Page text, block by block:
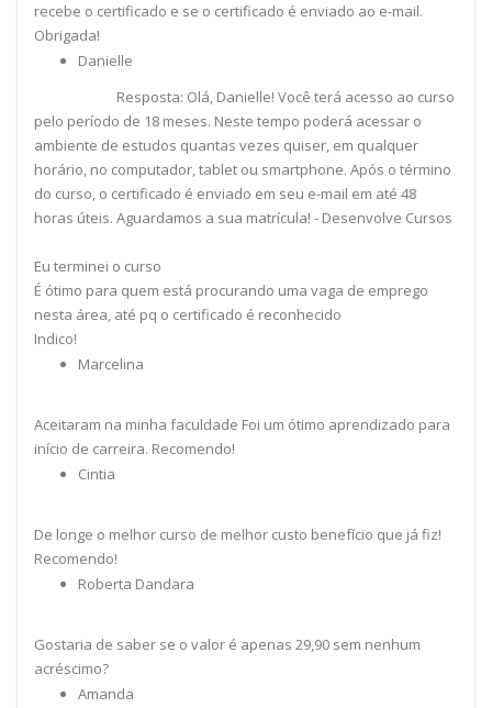
recebe o certificado e se o certificado é enviado ao e-mail.
Obrigada!
Danielle
Resposta: Olá, Danielle! Você terá acesso ao curso
pelo período de 18 meses. Neste tempo poderá acessar o
ambiente de estudos quantas vezes quiser, em qualquer
horário, no computador, tablet ou smartphone. Após o término
do curso, o certificado é enviado em seu e-mail em até 48
horas úteis. Aguardamos a sua matrícula! - Desenvolve Cursos
Eu terminei o curso
É ótimo para quem está procurando uma vaga de emprego
nesta área, até pq o certificado é reconhecido
Indico!
Marcelina
Aceitaram na minha faculdade Foi um ótimo aprendizado para
início de carreira. Recomendo!
Cintia
De longe o melhor curso de melhor custo benefício que já fiz!
Recomendo!
Roberta Dandara
Gostaria de saber se o valor é apenas 29,90 sem nenhum
acréscimo?
Amanda